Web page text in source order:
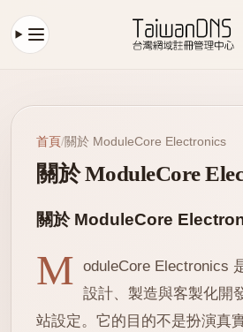
首頁/關於 ModuleCore Electronics
關於 ModuleCore
關於 ModuleCore
M oduleCore Electronics
設計、製造與客製化開
站設定。它的目的不是扮演真